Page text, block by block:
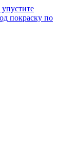
покраску по